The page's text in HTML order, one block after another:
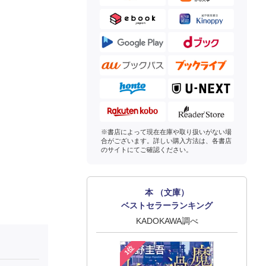
※書店によって現在在庫や取り扱いがない場
合がございます。詳しい購入方法は、各書店
のサイトにてご確認ください。
本 （文庫）
ベストセラーランキング
KADOKAWA調べ
1位